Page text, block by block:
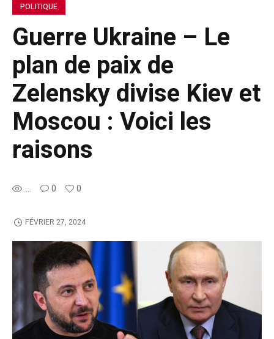
POLITIQUE
Guerre Ukraine – Le
plan de paix de
Zelensky divise Kiev et
Moscou : Voici les
raisons
... 0 0
FÉVRIER 27, 2024